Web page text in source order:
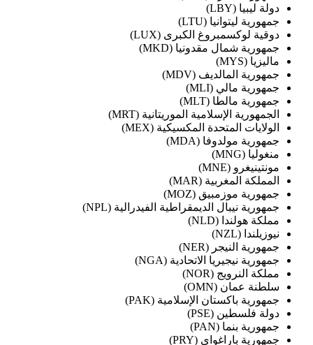
دولة ليبيا (LBY)
جمهورية ليتوانيا (LTU)
دوقية لوكسمبروغ الكبرى (LUX)
جمهورية شمال مقدونيا (MKD)
ماليزيا (MYS)
جمهورية المالديف (MDV)
جمهورية مالي (MLI)
جمهورية مالطا (MLT)
الجمهورية الإسلامية الموريتانية (MRT)
الولايات المتحدة المكسيكية (MEX)
جمهورية مولدوفا (MDA)
منغوليا (MNG)
مونتينيغرو (MNE)
المملكة المغربية (MAR)
جمهورية موزمبيق (MOZ)
جمهورية نيبال الديمقراطية الفيدرالية (NPL)
مملكة هولندا (NLD)
نيوزيلندا (NZL)
جمهورية النيجر (NER)
جمهورية نيجيريا الاتحادية (NGA)
مملكة النرويج (NOR)
سلطنة عمان (OMN)
جمهورية باكستان الإسلامية (PAK)
دولة فلسطين (PSE)
جمهورية بنما (PAN)
جمهورية باراغواي (PRY)